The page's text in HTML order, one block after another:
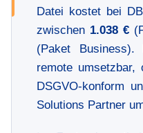
Datei kostet bei
zwischen 1.038 €
(Paket Business).
remote
DSGVO-konform
Solutions Partner